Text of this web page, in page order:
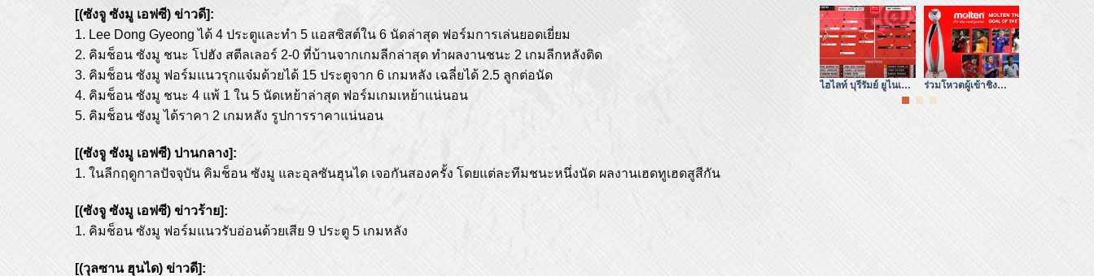
[(ซังจู ซังมู เอฟซี) ข่าวดี]:
1. Lee Dong Gyeong ได้ 4 ประตูและทำ 5 แอสซิสต์ใน 6 นัดล่าสุด ฟอร์มการเล่นยอดเยี่ยม
2. คิมช็อน ซังมู ชนะ โปฮัง สตีลเลอร์ 2-0 ที่บ้านจากเกมลีกล่าสุด ทำผลงานชนะ 2 เกมลีกหลังติด
3. คิมช็อน ซังมู ฟอร์มแนวรุกแจ๋มด้วยได้ 15 ประตูจาก 6 เกมหลัง เฉลี่ยได้ 2.5 ลูกต่อนัด
4. คิมช็อน ซังมู ชนะ 4 แพ้ 1 ใน 5 นัดเหย้าล่าสุด ฟอร์มเกมเหย้าแน่นอน
5. คิมช็อน ซังมู ได้ราคา 2 เกมหลัง รูปการราคาแน่นอน
[(ซังจู ซังมู เอฟซี) ปานกลาง]:
1. ในลีกฤดูกาลปัจจุบัน คิมช็อน ซังมู และอุลซันฮุนได เจอกันสองครั้ง โดยแต่ละทีมชนะหนึ่งนัด ผลงานเฮดทูเฮดสูสีกัน
[(ซังจู ซังมู เอฟซี) ข่าวร้าย]:
1. คิมช็อน ซังมู ฟอร์มแนวรับอ่อนด้วยเสีย 9 ประตู 5 เกมหลัง
[(วุลซาน ฮุนได) ข่าวดี]:
ยูไนเต็ด พบ ลำพูน วอริ
เออร์| ไฮลักซ์ รีโว่
MATCHDAY 26 | ทรู
แบงค็อก ยังห่างอยู่ 3
ไฮไลท์ บุรีรัมย์ ยูไนเต็ด
พบ ขอนแก่น ยูไนเต็ด |
ร่วมโหวตผู้เข้าชิง
รางวัล Molten Goal